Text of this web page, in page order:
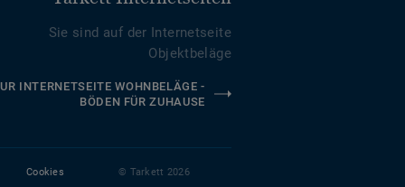
Sie sind auf der Internetseite
Objektbeläge
INTERNETSEITE WOHNBELÄGE -
BÖDEN FÜR ZUHAUSE
Cookies © Tarkett 2026